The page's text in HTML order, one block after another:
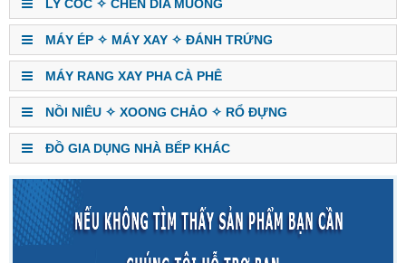
LY CỐC ✧ CHÉN DĨA MUỖNG
MÁY ÉP ✧ MÁY XAY ✧ ĐÁNH TRỨNG
MÁY RANG XAY PHA CÀ PHÊ
NỒI NIÊU ✧ XOONG CHẢO ✧ RỔ ĐỰNG
ĐỒ GIA DỤNG NHÀ BẾP KHÁC